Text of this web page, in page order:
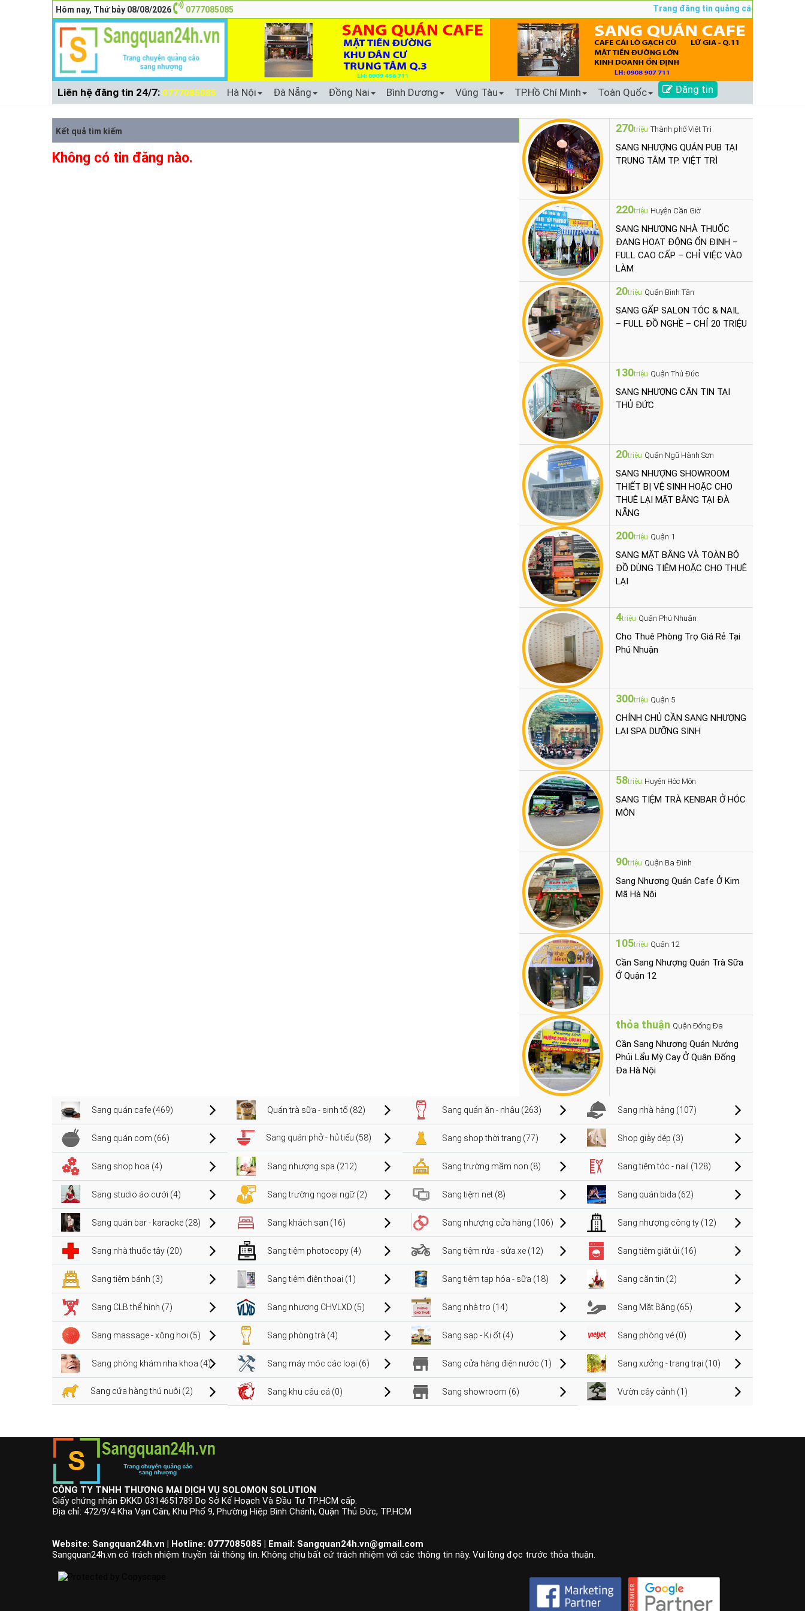
Hôm nay, Thứ bảy 08/08/2026 0777085085 Trang đăng tin quảng cáo sang nhượng
Liên hệ đăng tin 24/7: 0777085085 Hà Nội Đà Nẵng Đồng Nai Bình Dương Vũng Tàu TP.Hồ Chí Minh Toàn Quốc Đăng tin
Kết quả tìm kiếm
Không có tin đăng nào.
270triệu Thành phố Việt Trì
SANG NHƯỢNG QUÁN PUB TẠI
TRUNG TÂM TP. VIỆT TRÌ
220triệu Huyện Cần Giờ
SANG NHƯỢNG NHÀ THUỐC
ĐANG HOẠT ĐỘNG ỔN ĐỊNH –
FULL CAO CẤP – CHỈ VIỆC VÀO
LÀM
20triệu Quận Bình Tân
SANG GẤP SALON TÓC & NAIL
– FULL ĐỒ NGHỀ – CHỈ 20 TRIỆU
130triệu Quận Thủ Đức
SANG NHƯỢNG CĂN TIN TẠI
THỦ ĐỨC
20triệu Quận Ngũ Hành Sơn
SANG NHƯỢNG SHOWROOM
THIẾT BỊ VỆ SINH HOẶC CHO
THUÊ LẠI MẶT BẰNG TẠI ĐÀ
NẴNG
200triệu Quận 1
SANG MẶT BẰNG VÀ TOÀN BỘ
ĐỒ DÙNG TIỆM HOẶC CHO THUÊ
LẠI
4triệu Quận Phú Nhuận
Cho Thuê Phòng Trọ Giá Rẻ Tại
Phú Nhuận
300triệu Quận 5
CHÍNH CHỦ CẦN SANG NHƯỢNG
LẠI SPA DƯỠNG SINH
58triệu Huyện Hóc Môn
SANG TIỆM TRÀ KENBAR Ở HÓC
MÔN
90triệu Quận Ba Đình
Sang Nhượng Quán Cafe Ở Kim
Mã Hà Nội
105triệu Quận 12
Cần Sang Nhượng Quán Trà Sữa
Ở Quận 12
thỏa thuận Quận Đống Đa
Cần Sang Nhượng Quán Nướng
Phủi Lẩu Mỳ Cay Ở Quận Đống
Đa Hà Nội
Sang quán cafe (469) Quán trà sữa - sinh tố (82) Sang quán ăn - nhậu (263) Sang nhà hàng (107)
Sang quán cơm (66) Sang quán phở - hủ tiếu (58) Sang shop thời trang (77) Shop giày dép (3)
Sang shop hoa (4) Sang nhượng spa (212) Sang trường mầm non (8) Sang tiệm tóc - nail (128)
Sang studio áo cưới (4) Sang trường ngoại ngữ (2) Sang tiệm net (8) Sang quán bida (62)
Sang quán bar - karaoke (28) Sang khách sạn (16) Sang nhượng cửa hàng (106) Sang nhượng công ty (12)
Sang nhà thuốc tây (20) Sang tiệm photocopy (4) Sang tiệm rửa - sửa xe (12) Sang tiệm giặt ủi (16)
Sang tiệm bánh (3) Sang tiệm điện thoại (1) Sang tiệm tạp hóa - sữa (18) Sang căn tin (2)
Sang CLB thể hình (7) Sang nhượng CHVLXD (5) Sang nhà trọ (14) Sang Mặt Bằng (65)
Sang massage - xông hơi (5) Sang phòng trà (4) Sang sạp - Ki ốt (4) Sang phòng vé (0)
Sang phòng khám nha khoa (4) Sang máy móc các loại (6) Sang cửa hàng điện nước (1) Sang xưởng - trang trại (10)
Sang cửa hàng thú nuôi (2) Sang khu câu cá (0) Sang showroom (6) Vườn cây cảnh (1)
CÔNG TY TNHH THƯƠNG MẠI DỊCH VỤ SOLOMON SOLUTION
Giấy chứng nhận ĐKKD 0314651789 Do Sở Kế Hoạch Và Đầu Tư TP.HCM cấp.
Địa chỉ: 472/9/4 Kha Vạn Cân, Khu Phố 9, Phường Hiệp Bình Chánh, Quận Thủ Đức, TP.HCM
Website: Sangquan24h.vn | Hotline: 0777085085 | Email: Sangquan24h.vn@gmail.com
Sangquan24h.vn có trách nhiệm truyền tải thông tin. Không chịu bất cứ trách nhiệm với các thông tin này. Vui lòng đọc trước thỏa thuận.